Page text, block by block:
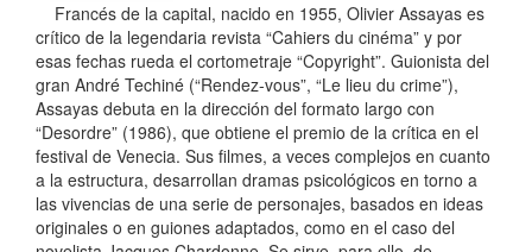
Francés de la capital, nacido en 1955, Olivier Assayas es
crítico de la legendaria revista “Cahiers du cinéma” y por
esas fechas rueda el cortometraje “Copyright”. Guionista del
gran André Techiné (“Rendez-vous”, “Le lieu du crime”),
Assayas debuta en la dirección del formato largo con
“Desordre” (1986), que obtiene el premio de la crítica en el
festival de Venecia. Sus filmes, a veces complejos en cuanto
a la estructura, desarrollan dramas psicológicos en torno a
las vivencias de una serie de personajes, basados en ideas
originales o en guiones adaptados, como en el caso del